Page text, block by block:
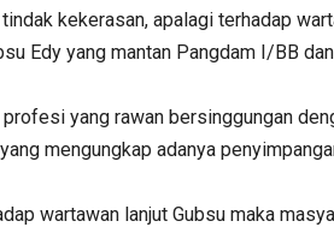
kekerasan, apalagi terhadap
Edy yang mantan Pangdam I/BB
yang rawan bersinggungan
mengungkap adanya
wartawan lanjut Gubsu maka